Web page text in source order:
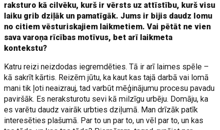
raksturo kā cilvēku, kurš ir vērsts uz attīstību, kurš visu
laiku grib dziļāk un pamatīgāk. Jums ir bijis daudz lomu
no citiem vēsturiskajiem laikmetiem. Vai pētāt ne vien
sava varoņa rīcības motīvus, bet arī laikmeta
kontekstu?
Katru reizi neizdodas iegremdēties. Tā ir arī laimes spēle –
kā sakrīt kārtis. Reizēm jūtu, ka kaut kas tajā darbā vai lomā
mani tik ļoti neaizrauj, tad varbūt mēģinājumu procesu pavadu
paviršāk. Es neraksturotu sevi kā milzīgu urbēju. Domāju, ka
es varētu daudz vairāk urbties dziļumā. Man drīzāk patīk
interesēties plašumā. Par to un par to, un vēl par to, un kas